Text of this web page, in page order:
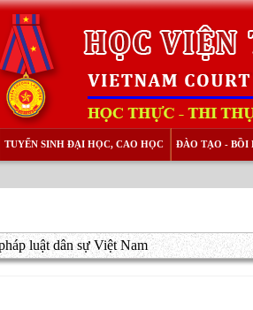
TUYỂN SINH ĐẠI HỌC, CAO HỌC ĐÀO TẠO - BỒI
luật dân sự Việt Nam